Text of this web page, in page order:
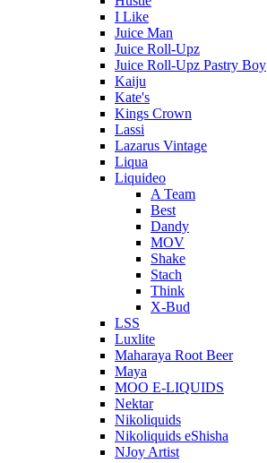
I Like
Juice Man
Juice Roll-Upz
Juice Roll-Upz Pastry Boy
Kaiju
Kate's
Kings Crown
Lassi
Lazarus Vintage
Liqua
Liquideo
A Team
Best
Dandy
MOV
Shake
Stach
Think
X-Bud
LSS
Luxlite
Maharaya Root Beer
Maya
MOO E-LIQUIDS
Nektar
Nikoliquids
Nikoliquids eShisha
NJoy Artist